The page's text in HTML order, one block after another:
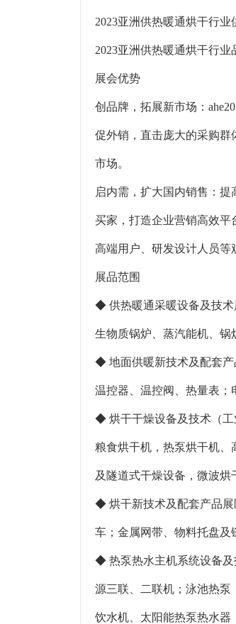
2023亚洲供热暖通烘干行
2023亚洲供热暖通烘干行业
展会优势
创品牌，拓展新市场：
促外销，直击庞大的采购群
市场。
启内需，扩大国内销售：
买家，打造企业营销高效平
高端用户、研发设计人员
展品范围
◆ 供热暖通采暖设备及技术
生物质锅炉、蒸汽能机、锅
◆ 地面供暖新技术及配套产
温控器、温控阀、热量表；
◆ 烘干干燥设备及技术（工
粮食烘干机，热泵烘干机
及隧道式干燥设备，微波烘
◆ 烘干新技术及配套产品展
车；金属网带、物料托盘及
◆ 热泵热水主机系统设备及
源三联、二联机；泳池热泵
饮水机、太阳能热泵热水器